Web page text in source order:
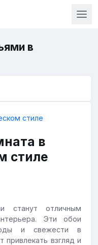
в
в
стиле
станут отличным
Эти обои
и свежести в
привлекать взгляд и